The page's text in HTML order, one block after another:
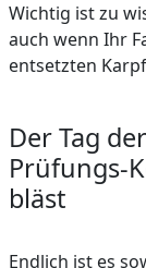
Wichtig ist zu
auch wenn Ihr
entsetzten
Der Tag
Prüfungs-
bläst
Endlich ist es